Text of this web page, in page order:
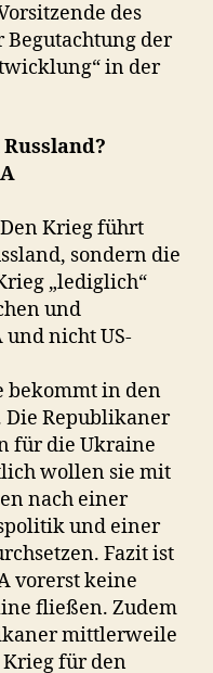
des
Begutachtung der
in der
Krieg führt
sondern die
„lediglich“
und
und nicht US-
bekommt in den
Die Republikaner
für die Ukraine
wollen sie mit
nach einer
und einer
Fazit ist
vorerst keine
fließen. Zudem
mittlerweile
Krieg für den